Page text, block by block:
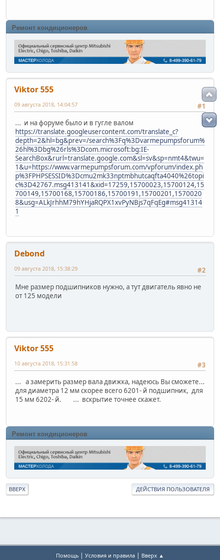
Ремонт кондиционеров
Viktor 555
#1
09 августа 2018, 14:04:57
... и на форуме было и в гугле валом
https://translate.googleusercontent.com/translate_c?
depth=2&hl=bg&prev=/search%3Fq%3Dvarmepumpsforum%
26hl%3Dbg%26rls%3Dcom.microsoft:bg:IE-
SearchBox&rurl=translate.google.com&sl=sv&sp=nmt4&twu=
1&u=https://www.varmepumpsforum.com/vpforum/index.ph
p%3FPHPSESSID%3Dcmu2mk33nptmbhutcaqfta4040%26topi
c%3D42767.msg413141&xid=17259,15700023,15700124,15
700149,15700168,15700186,15700191,15700201,1570020
8&usg=ALkJrhhM79hYHjaRQPX1xvPyNBjs7qFqEg#msg41314
1
Debond
#2
09 августа 2018, 15:38:29
Мне размер подшипников нужно, а тут двигатель явно не
от 125 модели
Viktor 555
#3
10 августа 2018, 15:31:58
... а замерить размер вала движка, надеюсь Вы сможете...
для диаметра 12 мм скорее всего 6201- й подшипник, для
15 мм 6202- й. ... вскрытие точнее скажет.
Ремонт кондиционеров
ВВЕРХ ДЕЙСТВИЯ ПОЛЬЗОВАТЕЛЯ
Помощь | Условия и правила | Вверх ▲